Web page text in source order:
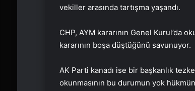
vekiller arasında tartışma yaşandı.
CHP, AYM kararının Genel Kurul’da
kararının boşa düştüğünü savunuyor.
AK Parti kanadı ise bir başkanlık
okunmasının bu durumun yok